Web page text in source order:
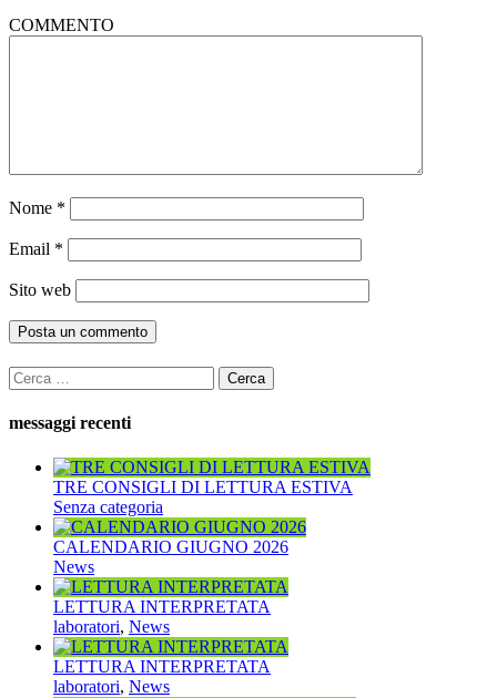
COMMENTO
Nome *
Email *
Sito web
Ricerca
per:
messaggi recenti
TRE CONSIGLI DI LETTURA ESTIVA
Senza categoria
CALENDARIO GIUGNO 2026
News
LETTURA INTERPRETATA
laboratori, News
LETTURA INTERPRETATA
laboratori, News